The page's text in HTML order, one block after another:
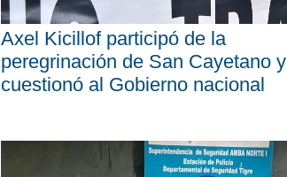
Axel Kicillof participó de la
peregrinación de San Cayetano y
cuestionó al Gobierno nacional